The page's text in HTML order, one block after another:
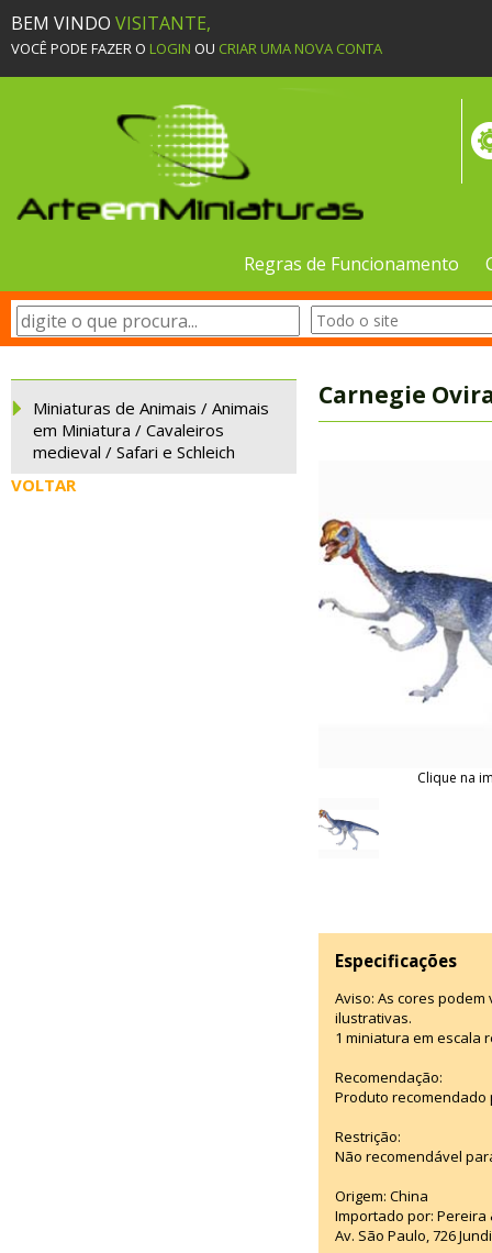
BEM VINDO VISITANTE,
VOCÊ PODE FAZER O LOGIN OU CRIAR UMA NOVA CONTA
Regras de Funcionamento
Miniaturas de Animais / Animais
em Miniatura / Cavaleiros
medieval / Safari e Schleich
VOLTAR
Carnegie
Clique na
Especificações
Aviso: As cores
ilustrativas.
1 miniatura em escala
Recomendação:
Produto recomendado
Restrição:
Não recomendável
Origem: China
Importado por: Pereira
Av. São Paulo, 726